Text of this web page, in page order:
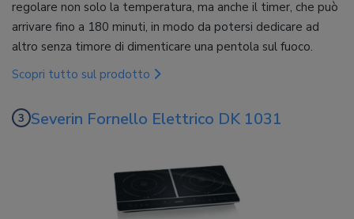
regolare non solo la temperatura, ma anche il timer, che può
arrivare fino a 180 minuti, in modo da potersi dedicare ad
altro senza timore di dimenticare una pentola sul fuoco.
Scopri tutto sul prodotto
Severin Fornello Elettrico DK 1031